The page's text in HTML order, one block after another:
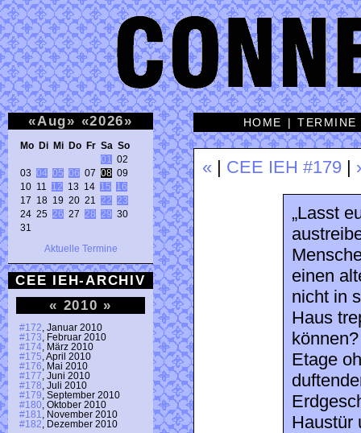
«Aug» «2026»
Mo Di Mi Do Fr Sa So
01
02
03 04 05 06 07 08 09
10 11 12 13 14 15
16
17 18 19 20 21 22
23
24 25 26 27 28 29 30
31
Aktuelle Termine
CEE IEH-ARCHIV
« 2010 »
#172 , Januar 2010
#173 , Februar 2010
#174 , März 2010
#175 , April 2010
#176 , Mai 2010
#177 , Juni 2010
#178 , Juli 2010
#179 , September 2010
#180 , Oktober 2010
#181
, November 2010
#182 , Dezember 2010
HOME |TERMINE
« CEE IEH #179
„Lasst
einen
nicht in
Haus
Etage
Haustür